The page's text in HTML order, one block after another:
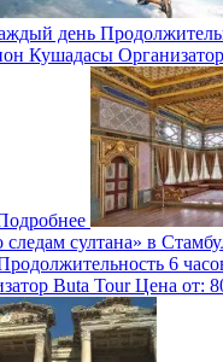
день
Кушадасы Организатор
султана» в
6
Buta TourЦена от: